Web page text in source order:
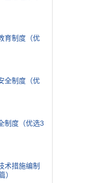
育制度（优
全制度（优
制度（优选3
术措施编制
）